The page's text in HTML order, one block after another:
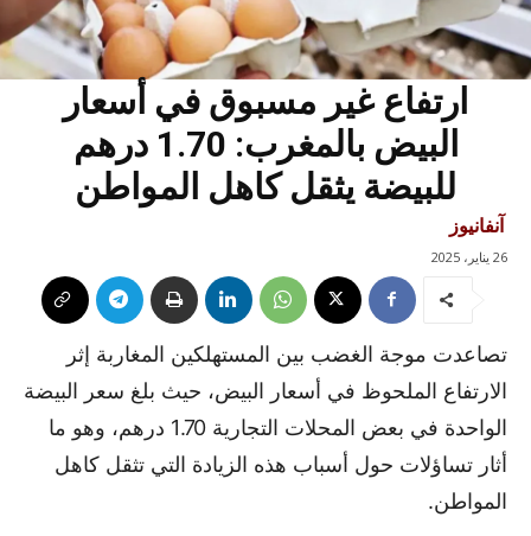
ارتفاع غير مسبوق في أسعار
البيض بالمغرب: 1.70 درهم
للبيضة يثقل كاهل المواطن
آنفانيوز
26 يناير، 2025
تصاعدت موجة الغضب بين المستهلكين المغاربة إثر
الارتفاع الملحوظ في أسعار البيض، حيث بلغ سعر البيضة
الواحدة في بعض المحلات التجارية 1.70 درهم، وهو ما
أثار تساؤلات حول أسباب هذه الزيادة التي تثقل كاهل
المواطن.